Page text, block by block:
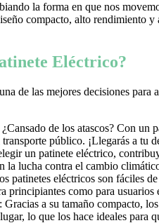
la forma en que nos
compacto, alto rendimiento
Eléctrico?
de las mejores decisiones
de los atascos? Con un
transporte público. ¡Llegarás a tu
un patinete eléctrico,
la lucha contra el cambio
patinetes eléctricos son fáciles
principiantes como para usuarios
a su tamaño compacto,
lo que los hace ideales para